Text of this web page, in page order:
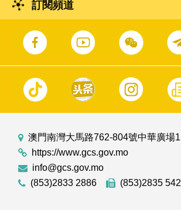
訂閱頻道
澳門南灣大馬路762-804號中華廣場
https://www.gcs.gov.mo
info@gcs.gov.mo
(853)2833 2886
(853)2835